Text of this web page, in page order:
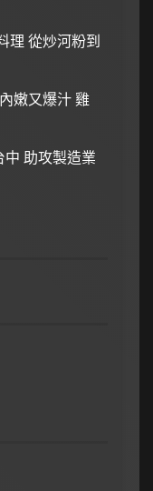
理 從炒河粉到
嫩又爆汁 雞
中 助攻製造業